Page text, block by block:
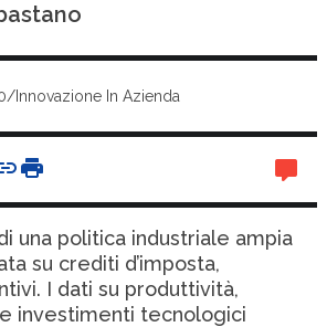
Innovazione In Azienda
una politica industriale ampia
su crediti d’imposta,
I dati su produttività,
investimenti tecnologici